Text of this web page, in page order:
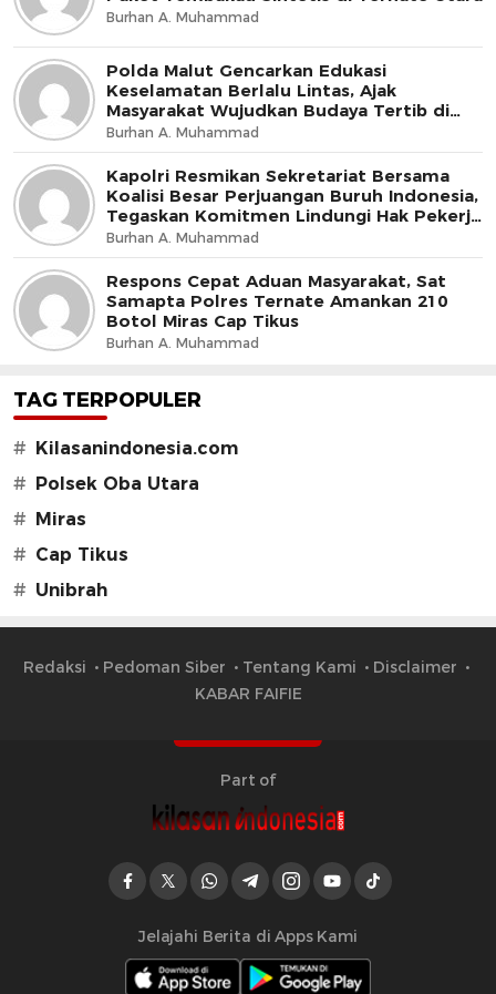
Burhan A. Muhammad
Polda Malut Gencarkan Edukasi
Keselamatan Berlalu Lintas, Ajak
Masyarakat Wujudkan Budaya Tertib di
Jalan
Burhan A. Muhammad
Kapolri Resmikan Sekretariat Bersama
Koalisi Besar Perjuangan Buruh Indonesia,
Tegaskan Komitmen Lindungi Hak Pekerja
dan Jaga Iklim Investasi
Burhan A. Muhammad
Respons Cepat Aduan Masyarakat, Sat
Samapta Polres Ternate Amankan 210
Botol Miras Cap Tikus
Burhan A. Muhammad
TAG TERPOPULER
#
Kilasanindonesia.com
#
Polsek Oba Utara
#
Miras
# Cap Tikus
# Unibrah
Redaksi Pedoman Siber Tentang Kami
Disclaimer
KABAR FAIFIE
Part of
Jelajahi Berita di Apps Kami